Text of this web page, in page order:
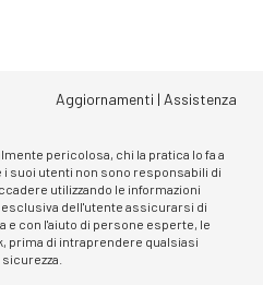
Aggiornamenti | Assistenza
pericolosa, chi la pratica lo fa a
suoi utenti non sono responsabili di
utilizzando le informazioni
dell'utente assicurarsi di
e con l'aiuto di persone esperte, le
prima di intraprendere qualsiasi